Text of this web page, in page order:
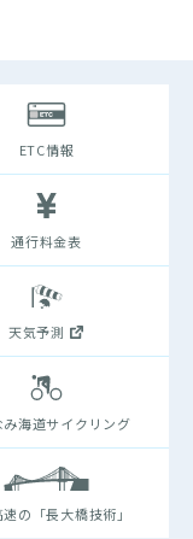
ETC情報
通行料金表
天気予測
み海道サイクリング
の「長大橋技術」